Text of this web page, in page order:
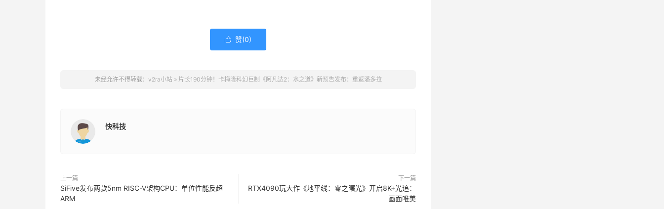
 赞(0)
未经允许不得转载： v2ra小站» 片长190分钟！卡梅隆科幻巨制《阿凡达2：水之道》新预告发布：重返潘多拉
快科技
上一篇
SiFive发布两款5nm RISC-V架构CPU：单位性能反超
ARM
下一篇
RTX4090玩大作《地平线：零之曙光》开启8K+光追：
画面唯美